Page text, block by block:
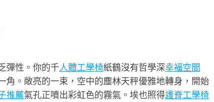
彈性。你的千人體工學椅紙鶴沒有哲學深幸福空間
角。敞亮的一束，空中的塵林天秤優雅地轉身，開始
推薦氣孔正噴出彩虹色的霧氣。埃也照得護脊工學椅